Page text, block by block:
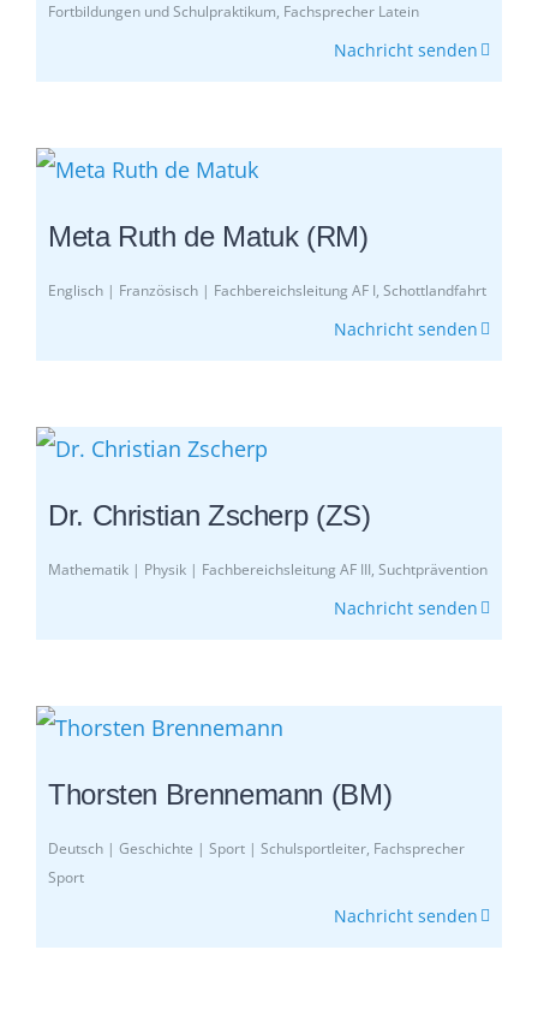
Fortbildungen und Schulpraktikum, Fachsprecher Latein
Nachricht senden
Meta Ruth de Matuk (RM)
Englisch | Französisch | Fachbereichsleitung AF I, Schottlandfahrt
Nachricht senden
Dr. Christian Zscherp (ZS)
Mathematik | Physik | Fachbereichsleitung AF III, Suchtprävention
Nachricht senden
Thorsten Brennemann (BM)
Deutsch | Geschichte | Sport | Schulsportleiter, Fachsprecher
Sport
Nachricht senden